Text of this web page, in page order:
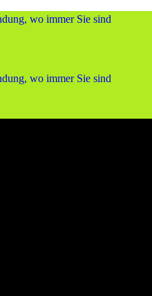
wo immer Sie sind
wo immer Sie sind